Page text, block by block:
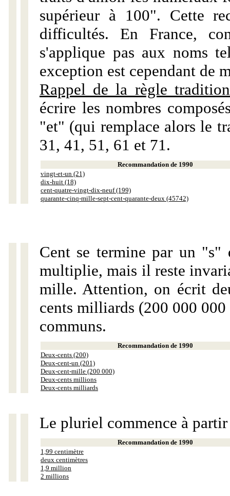
supérieur à 100". Cette
difficultés. En France,
s'applique pas aux noms
exception est cependant de
Rappel de la règle
écrire les nombres
"et" (qui remplace alors le
31, 41, 51, 61 et 71.
Recommandation de 1990
vingt-et-un (21)
dix-huit (18)
cent-quatre-vingt-dix-neuf (199)
quarante-cinq-mille-sept-cent-quarante-deux (45742)
Cent se termine par un "s"
multiplie, mais il reste
mille. Attention, on écrit
cents milliards (200 000
communs.
Recommandation de 1990
Deux-cents (200)
Deux-cent-un (201)
Deux-cent-mille (200 000)
Deux-cents millions
Deux-cents milliards
Le pluriel commence à
Recommandation de 1990
1,99 centimètre
deux centimètres
1,9 million
2 millions